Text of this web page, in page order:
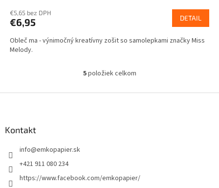
€5,65 bez DPH
€6,95 DETAIL
Obleč ma - výnimočný kreatívny zošit so samolepkami značky Miss
Melody.
O
l
v
5položiek celkom
Kontakt
info@emkopapier.sk
+421 911 080 234
https://www.facebook.com/emkopapier/